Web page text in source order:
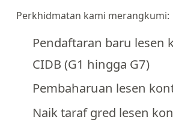
Perkhidmatan kami merangkumi:
Pendaftaran baru lesen
CIDB (G1 hingga G7)
Pembaharuan lesen
Naik taraf gred lesen